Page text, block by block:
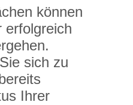
können
erfolgreich
sich zu
Ihrer